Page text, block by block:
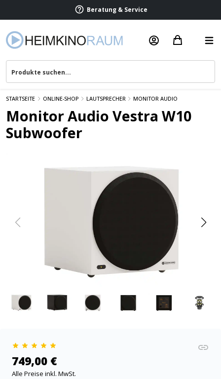
Beratung & Service
STARTSEITE ONLINE-SHOP LAUTSPRECHER MONITOR AUDIO
Monitor Audio Vestra W10
Subwoofer
749,00 €
Alle Preise inkl. MwSt.